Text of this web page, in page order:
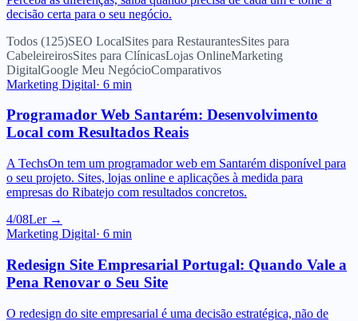
Todos (125)SEO LocalSites para RestaurantesSites para
CabeleireirosSites para ClínicasLojas Online
Digital Google Meu Negócio Comparativos
Marketing Digital ·6min
Programador Web Santarém: Desenvolvimento
A TechsOn tem um programador web em Santarém disponível para
empresas do Ribatejo com resultados concretos.
4/08Ler →
Marketing Digital·6min
Redesign Site Empresarial Portugal: Quando Vale a
O redesign do site empresarial é uma decisão estratégica, não de
quando renovar.